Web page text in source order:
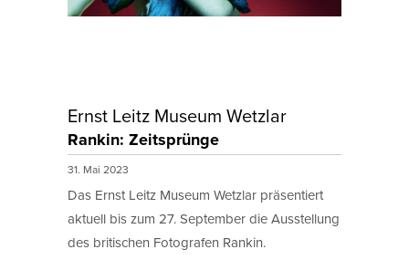
Ernst Leitz Museum Wetzlar
Rankin: Zeitsprünge
31. Mai 2023
Das Ernst Leitz Museum Wetzlar präsentiert
aktuell bis zum 27. September die Ausstellung
des britischen Fotografen Rankin.